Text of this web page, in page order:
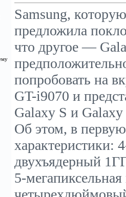
Samsung,
предложила
что другое —
попробовать на
GT-i9070 и
Galaxy S и
Об этом, в первую
двухъядерный
5-